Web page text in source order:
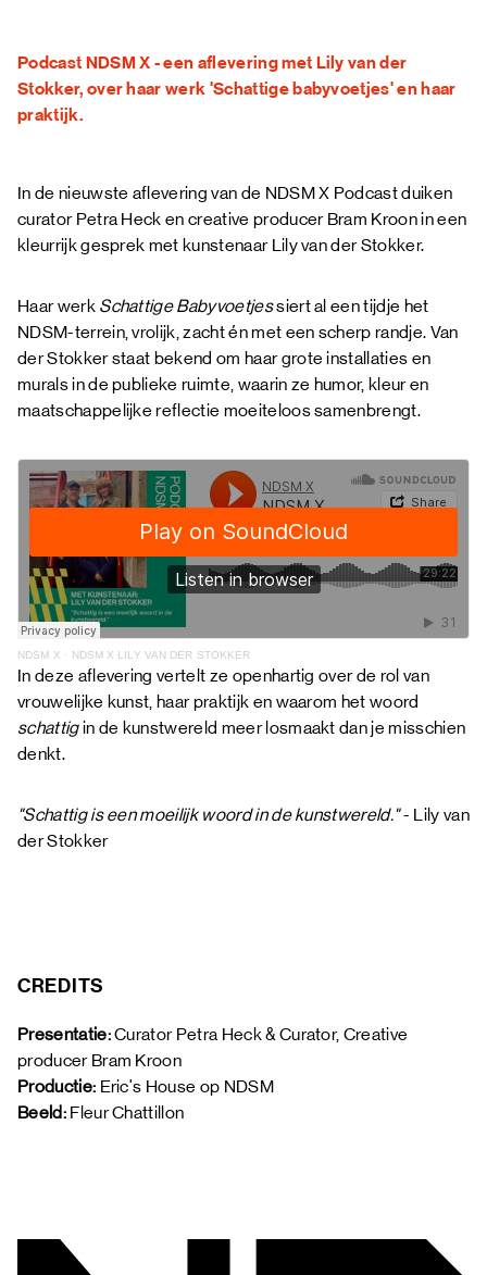
Podcast NDSM X - een aflevering met Lily van der
Stokker, over haar werk 'Schattige babyvoetjes' en haar
praktijk.
In de nieuwste aflevering van de NDSM X Podcast duiken
curator Petra Heck en creative producer Bram Kroon in een
kleurrijk gesprek met kunstenaar Lily van der Stokker.
Haar werk Schattige Babyvoetjessiert al een tijdje het
NDSM-terrein, vrolijk, zacht én met een scherp randje. Van
der Stokker staat bekend om haar grote installaties en
murals in de publieke ruimte, waarin ze humor, kleur en
maatschappelijke reflectie moeiteloos samenbrengt.
NDSM X · NDSM X LILY VAN DER STOKKER
In deze aflevering vertelt ze openhartig over de rol van
vrouwelijke kunst, haar praktijk en waarom het woord
schattigin de kunstwereld meer losmaakt dan je misschien
denkt.
"Schattig is een moeilijk woord in de kunstwereld."- Lily van
der Stokker
CREDITS
Presentatie: Curator Petra Heck & Curator, Creative
producer Bram Kroon
Productie: Eric's House op NDSM
Beeld: Fleur Chattillon